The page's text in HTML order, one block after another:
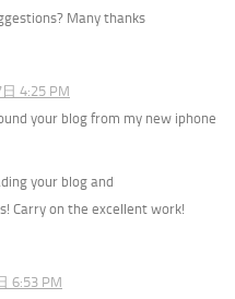
Many thanks
4:25 PM
your blog from my new iphone
your blog and
Carry on the excellent work!
6:53 PM